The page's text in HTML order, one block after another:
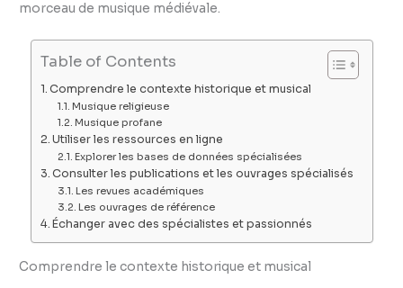
morceau de musique médiévale.
Table of Contents
Comprendre le contexte historique et musical
Musique religieuse
Musique profane
Utiliser les ressources en ligne
Explorer les bases de données spécialisées
Consulter les publications et les ouvrages spécialisés
Les revues académiques
Les ouvrages de référence
Échanger avec des spécialistes et passionnés
Comprendre le contexte historique et musical